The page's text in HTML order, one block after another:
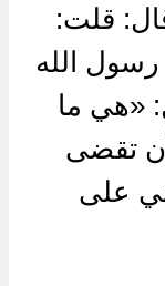
قلت:
الله
«هي ما
تقضى
على